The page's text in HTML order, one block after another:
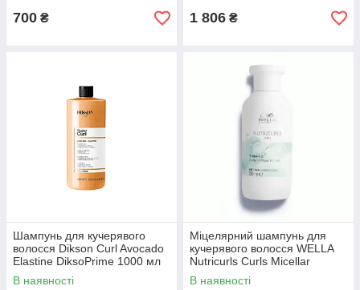
700 ₴ 1 806 ₴
Шампунь для кучерявого
волосся Dikson Curl Avocado
Elastine DiksoPrime 1000 мл
В наявності
Міцелярний шампунь для
кучерявого волосся WELLA
Nutricurls Curls Micellar
Shampoo 250 мл
В наявності